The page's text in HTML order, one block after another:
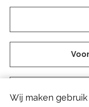
Wij maken